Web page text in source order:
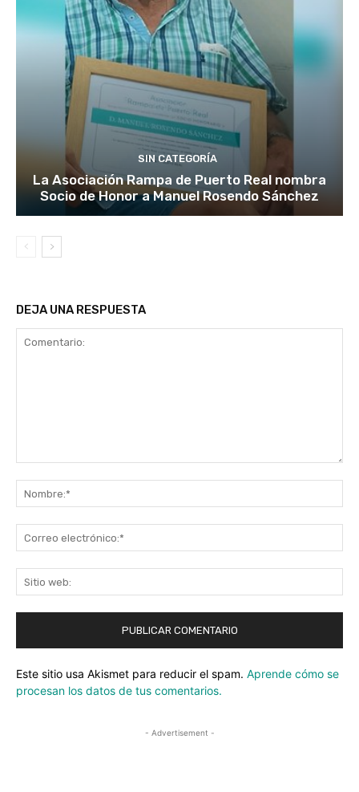
SIN CATEGORÍA
La Asociación Rampa de Puerto Real nombra
Socio de Honor a Manuel Rosendo Sánchez
DEJA UNA RESPUESTA
Este sitio usa Akismet para reducir el spam. Aprende cómo se
procesan los datos de tus comentarios.
- Advertisement -